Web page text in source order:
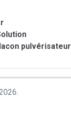
pulvérisateur